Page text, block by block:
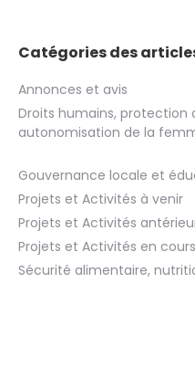
Catégories des
Annonces et avis
Droits humains, protection
autonomisation de la
Gouvernance locale et
Projets et Activités à venir
Projets et Activités
Projets et Activités en cours
Sécurité alimentaire,